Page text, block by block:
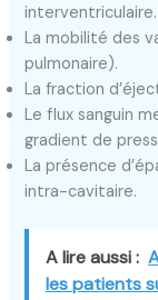
interventriculaire.
La mobilité des
pulmonaire).
La fraction
Le flux sanguin
gradient de
La présence
intra-cavitaire.
A lire aussi :
les patients